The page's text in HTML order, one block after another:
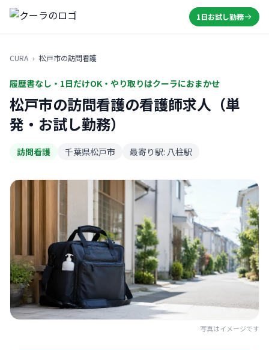
1日お試し勤務
CURA › 松戸市の訪問看護
履歴書なし・1日だけOK・やり取りはクーラにおまかせ
松戸市の訪問看護の看護師求人（単
発・お試し勤務）
訪問看護 千葉県松戸市 最寄り駅: 八柱駅
写真はイメージです